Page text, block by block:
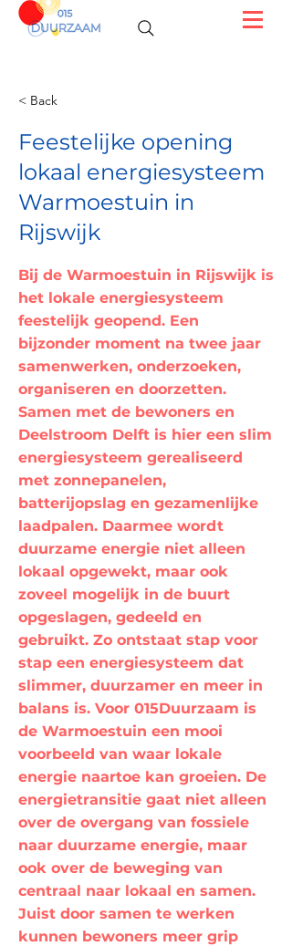
< Back
Feestelijke opening
lokaal energiesysteem
Warmoestuin in
Rijswijk
Bij de Warmoestuin in Rijswijk is
het lokale energiesysteem
feestelijk geopend. Een
bijzonder moment na twee jaar
samenwerken, onderzoeken,
organiseren en doorzetten.
Samen met de bewoners en
Deelstroom Delft is hier een slim
energiesysteem gerealiseerd
met zonnepanelen,
batterijopslag en gezamenlijke
laadpalen. Daarmee wordt
duurzame energie niet alleen
lokaal opgewekt, maar ook
zoveel mogelijk in de buurt
opgeslagen, gedeeld en
gebruikt. Zo ontstaat stap voor
stap een energiesysteem dat
slimmer, duurzamer en meer in
balans is. Voor 015Duurzaam is
de Warmoestuin een mooi
voorbeeld van waar lokale
energie naartoe kan groeien. De
energietransitie gaat niet alleen
over de overgang van fossiele
naar duurzame energie, maar
ook over de beweging van
centraal naar lokaal en samen.
Juist door samen te werken
kunnen bewoners meer grip